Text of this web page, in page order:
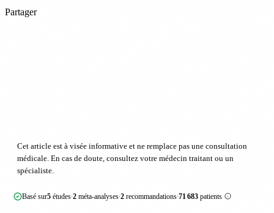
Partager
Cet article est à visée informative et ne remplace pas une consultation
médicale. En cas de doute, consultez votre médecin traitant ou un
spécialiste.
Basé sur5études·2méta-analyses·2recommandations·71 683patients